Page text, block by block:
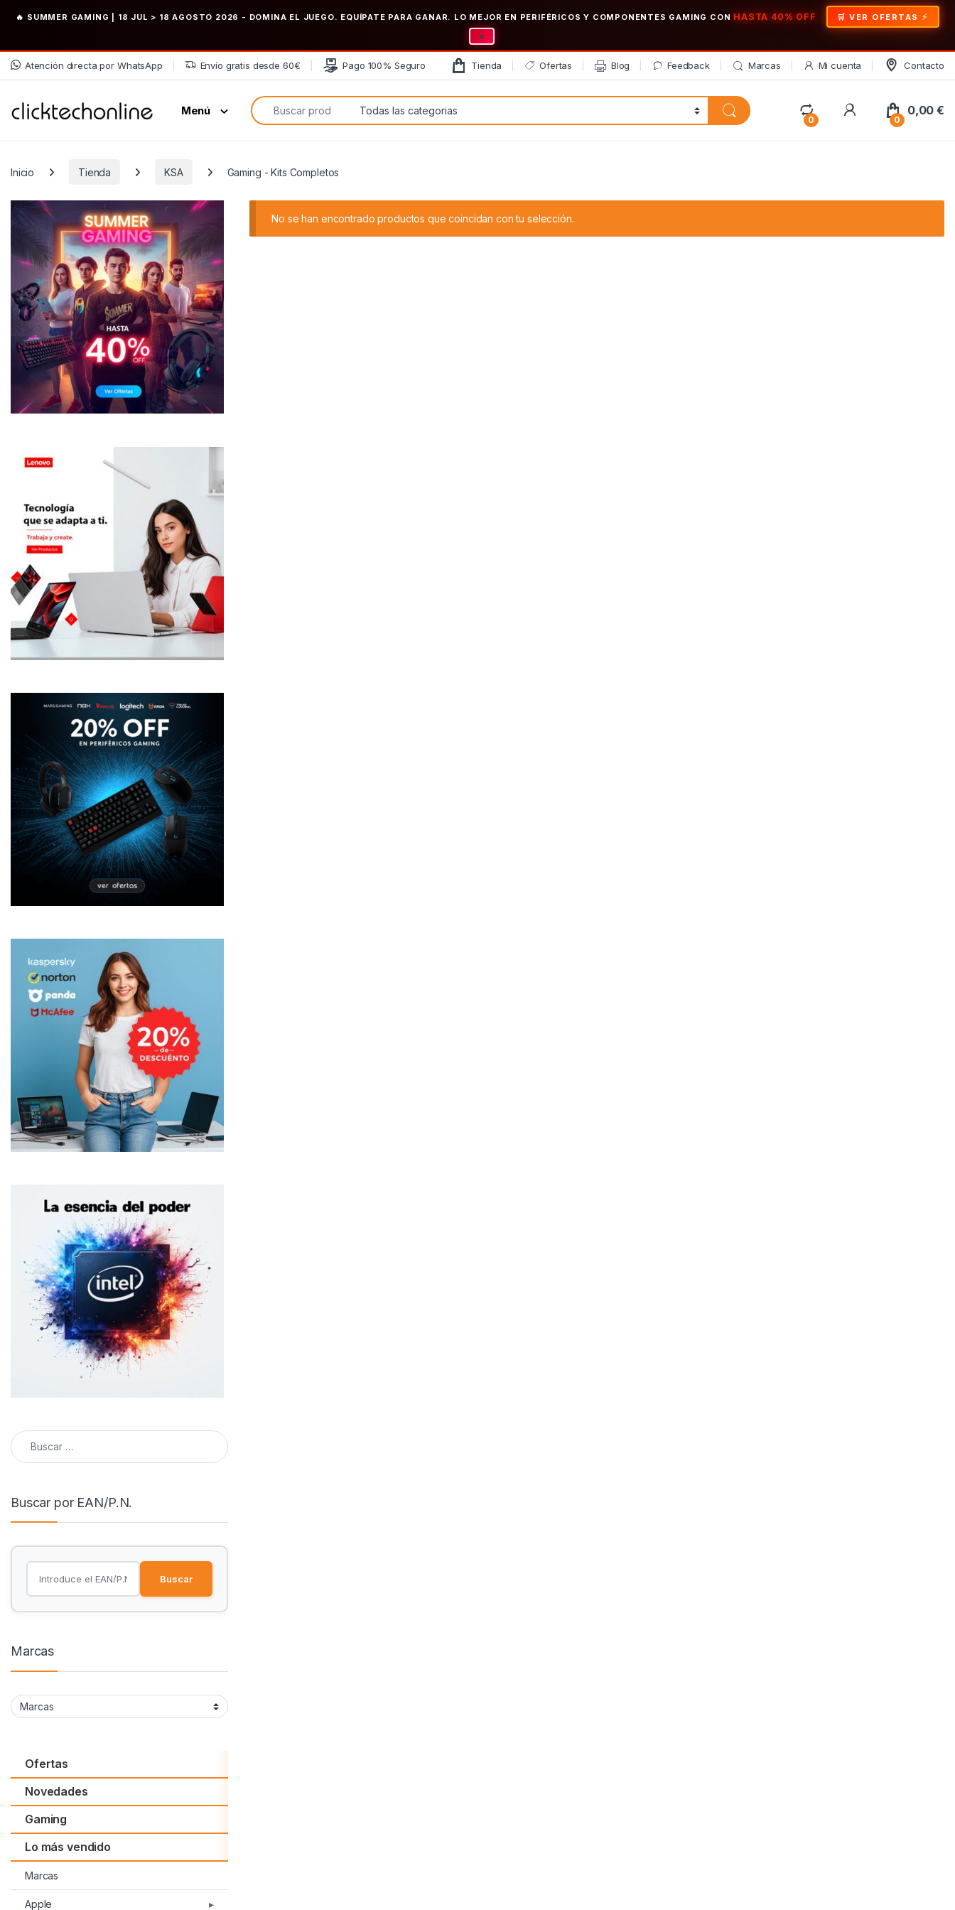
🔥 SUMMER GAMING | 18 JUL > 18 AGOSTO 2026 - DOMINA EL JUEGO. EQUÍPATE PARA GANAR. LO MEJOR EN PERIFÉRICOS Y COMPONENTES GAMING CON HASTA 40% OFF 🛒 VER OFERTAS
×
Saltar a la navegación
Saltar al contenido
Atención directa por WhatsApp Envío gratis desde 60€ Pago 100% Seguro Tienda Ofertas Blog Feedback Marcas Mi cuenta Contacto
Menú
Búsqueda de:
0
My Account
0
0,00€
Inicio Tienda KSA Gaming - Kits Completos
No se han encontrado productos que coincidan con tu selección.
Buscar:
Buscar por EAN/P.N.
Buscar
Marcas
Ofertas
Novedades
Gaming
Lo más vendido
Marcas
Apple